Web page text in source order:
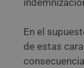
En el
de estas